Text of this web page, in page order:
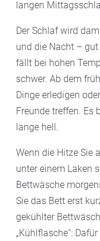
langen
Der Schlaf wird
und die Nacht –
fällt bei hohen
schwer. Ab dem
Dinge erledigen
Freunde treffen. Es
lange hell.
Wenn die Hitze Sie
unter einem Laken
Bettwäsche
Sie das Bett erst
gekühlter
„Kühlflasche“: